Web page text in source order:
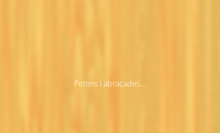
Petons i abraçades...